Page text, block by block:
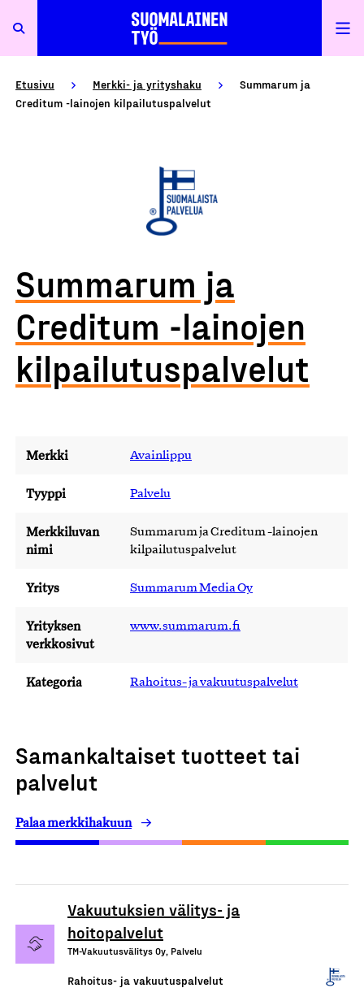
Etusivu Merkki- ja yrityshaku
Summarum ja
Creditum -lainojen kilpailutuspalvelut
Summarum ja
Creditum -lainojen
kilpailutuspalvelut
Merkki Avainlippu
Tyyppi Palvelu
Merkkiluvan
nimi
Summarum ja Creditum -lainojen
kilpailutuspalvelut
Yritys Summarum Media Oy
Yrityksen
verkkosivut
www.summarum.fi
Kategoria Rahoitus- ja vakuutuspalvelut
Samankaltaiset tuotteet tai
palvelut
Palaa merkkihakuun
Vakuutuksien välitys- ja
hoitopalvelut
TM-Vakuutusvälitys Oy, Palvelu
Rahoitus- ja vakuutuspalvelut